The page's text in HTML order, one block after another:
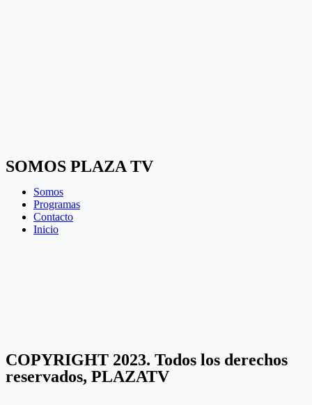
SOMOS PLAZA TV
Somos
Programas
Contacto
Inicio
COPYRIGHT 2023. Todos los derechos
reservados, PLAZATV